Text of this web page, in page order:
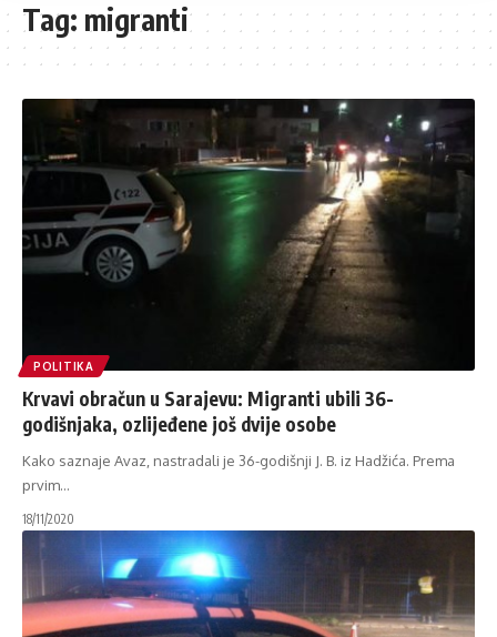
Tag: migranti
POLITIKA
Krvavi obračun u Sarajevu: Migranti ubili 36-
godišnjaka, ozlijeđene još dvije osobe
Kako saznaje Avaz, nastradali je 36-godišnji J. B. iz Hadžića. Prema
prvim…
18/11/2020